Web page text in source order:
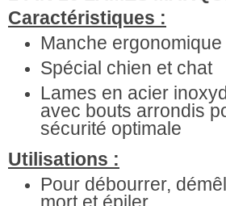
Caractéristiques :
Manche
Spécial chien et chat
Lames en acier
avec bouts arrondis
sécurité optimale
Utilisations :
Pour débourrer,